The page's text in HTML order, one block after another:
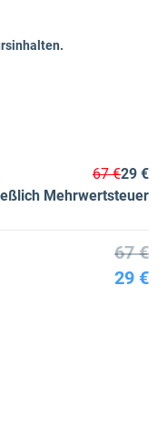
67 €29 €
Mehrwertsteuer
67 €
29 €